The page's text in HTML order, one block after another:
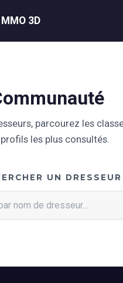
3D
parcourez les
les plus consultés.
un dresseurUN DRESSEUR